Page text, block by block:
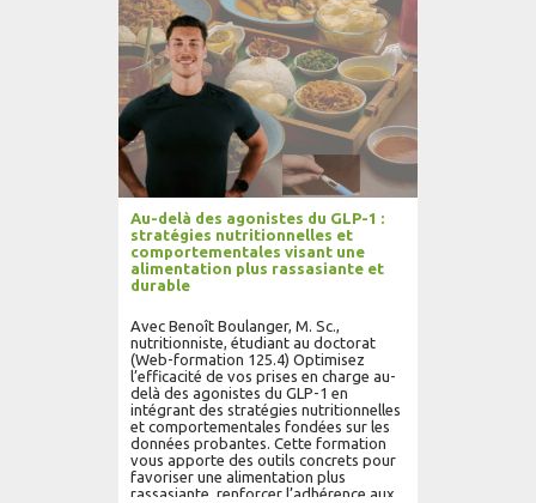
Au-delà des agonistes du GLP-1 :
stratégies nutritionnelles et
comportementales visant une
alimentation plus rassasiante et
durable
Avec Benoît Boulanger, M. Sc.,
nutritionniste, étudiant au doctorat
(Web-formation 125.4) Optimisez
l’efficacité de vos prises en charge au-
delà des agonistes du GLP-1 en
intégrant des stratégies nutritionnelles
et comportementales fondées sur les
données probantes. Cette formation
vous apporte des outils concrets pour
favoriser une alimentation plus
rassasiante, renforcer l’adhérence aux